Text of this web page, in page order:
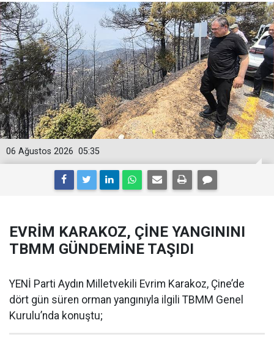
05:35
06 Ağustos 2026
EVRİM KARAKOZ, ÇİNE YANGININI
TBMM GÜNDEMİNE TAŞIDI
YENİ Parti Aydın Milletvekili Evrim Karakoz, Çine’de
dört gün süren orman yangınıyla ilgili TBMM Genel
Kurulu’nda konuştu;